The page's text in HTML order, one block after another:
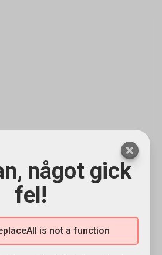
något gick
fel!
is not a function